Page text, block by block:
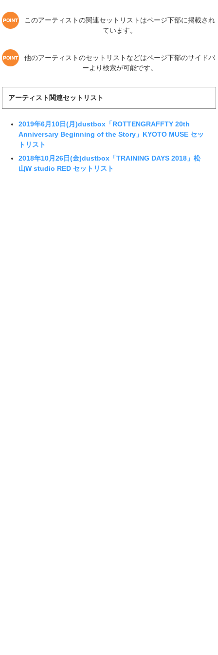
このアーティストの関連セットリストはページ下部に掲載され
ています。
他のアーティストのセットリストなどはページ下部のサイドバ
ーより検索が可能です。
アーティスト関連セットリスト
2019年6月10日(月)dustbox「ROTTENGRAFFTY 20th
Anniversary Beginning of the Story」KYOTO MUSE セッ
トリスト
2018年10月26日(金)dustbox「TRAINING DAYS 2018」松
山W studio RED セットリスト